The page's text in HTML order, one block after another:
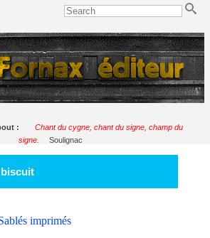
:
Chant du cygne, chant du signe, champ du
signe.
Soulignac
imprimés